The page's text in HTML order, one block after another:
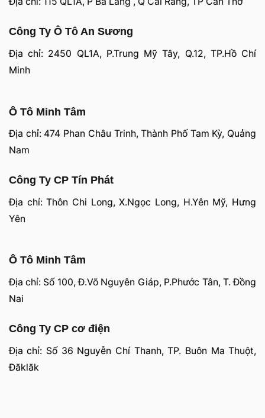
Công Ty Ô Tô An Sương
Địa chỉ: 2450 QL1A, P.Trung Mỹ Tây, Q.12, TP.Hồ Chí
Minh
Ô Tô Minh Tâm
Địa chỉ: 474 Phan Châu Trinh, Thành Phố Tam Kỳ, Quảng
Nam
Công Ty CP Tín Phát
Địa chỉ: Thôn Chi Long, X.Ngọc Long, H.Yên Mỹ, Hưng
Yên
Ô Tô Minh Tâm
Địa chỉ: Số 100, Đ.Võ Nguyên Giáp, P.Phước Tân, T. Đồng
Nai
Công Ty CP cơ điện
Địa chỉ: Số 36 Nguyễn Chí Thanh, TP. Buôn Ma Thuột,
Đăklăk